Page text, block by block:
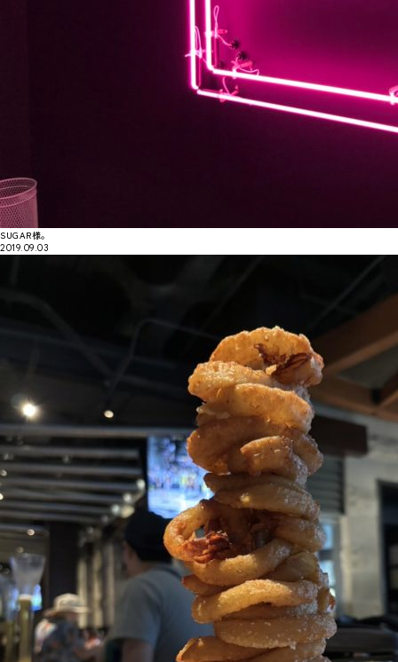
SUGAR様。
2019.09.03